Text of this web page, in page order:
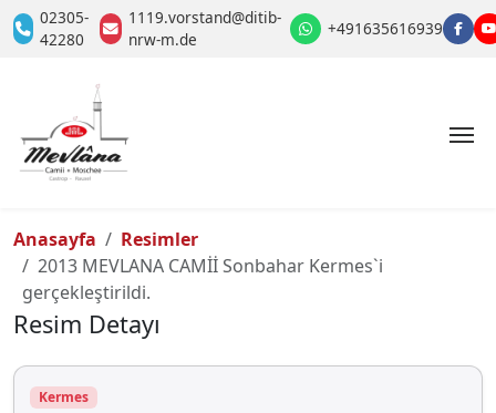
02305-
42280
1119.vorstand@ditib-
nrw-m.de
+491635616939
Anasayfa
Resimler
2013 MEVLANA CAMİİ Sonbahar Kermes`i
gerçekleştirildi.
Resim Detayı
Kermes